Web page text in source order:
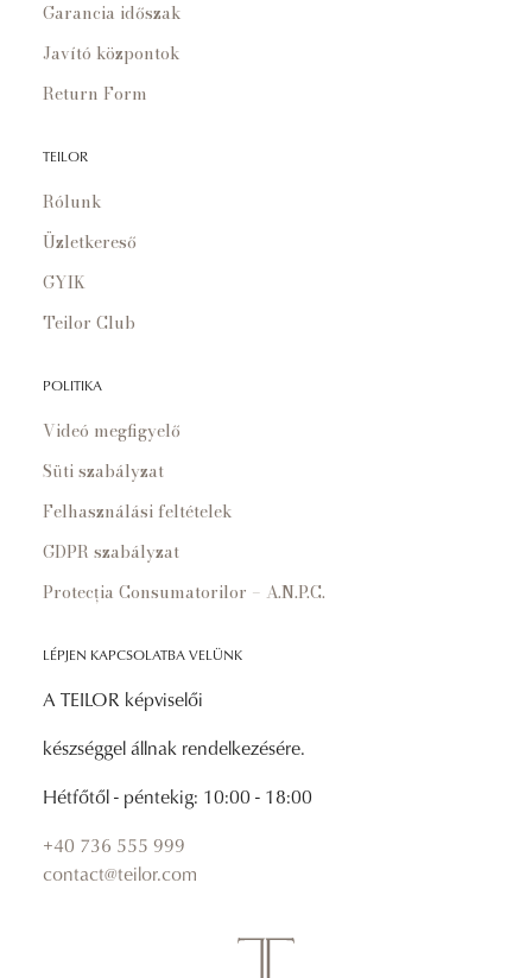
Garancia időszak
Javító központok
Return Form
TEILOR
Rólunk
Üzletkereső
GYIK
Teilor Club
POLITIKA
Videó megfigyelő
Süti szabályzat
Felhasználási feltételek
GDPR szabályzat
Protecția Consumatorilor – A.N.P.C.
LÉPJEN KAPCSOLATBA VELÜNK
A TEILOR képviselői
készséggel állnak rendelkezésére.
Hétfőtől - péntekig: 10:00 - 18:00
+40 736 555 999
contact@teilor.com